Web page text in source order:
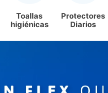
Toallas
higiénicas
Protectores
Diarios